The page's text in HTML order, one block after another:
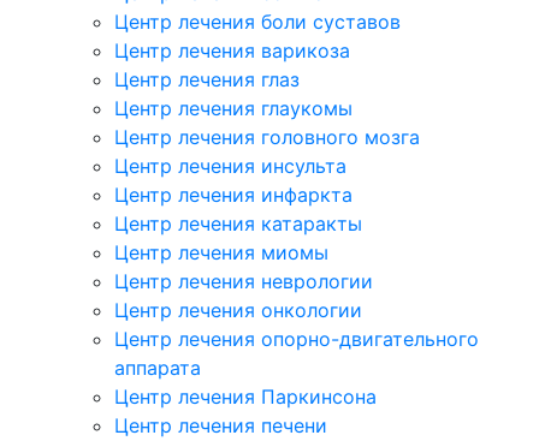
Центр лечения боли суставов
Центр лечения варикоза
Центр лечения глаз
Центр лечения глаукомы
Центр лечения головного мозга
Центр лечения инсульта
Центр лечения инфаркта
Центр лечения катаракты
Центр лечения миомы
Центр лечения неврологии
Центр лечения онкологии
Центр лечения опорно-двигательного
аппарата
Центр лечения Паркинсона
Центр лечения печени